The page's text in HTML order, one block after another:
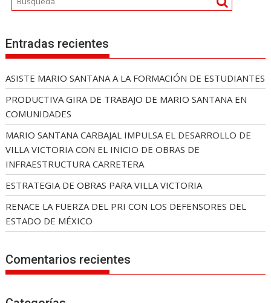
Entradas recientes
ASISTE MARIO SANTANA A LA FORMACIÓN DE ESTUDIANTES
PRODUCTIVA GIRA DE TRABAJO DE MARIO SANTANA EN
COMUNIDADES
MARIO SANTANA CARBAJAL IMPULSA EL DESARROLLO DE
VILLA VICTORIA CON EL INICIO DE OBRAS DE
INFRAESTRUCTURA CARRETERA
ESTRATEGIA DE OBRAS PARA VILLA VICTORIA
RENACE LA FUERZA DEL PRI CON LOS DEFENSORES DEL
ESTADO DE MÉXICO
Comentarios recientes